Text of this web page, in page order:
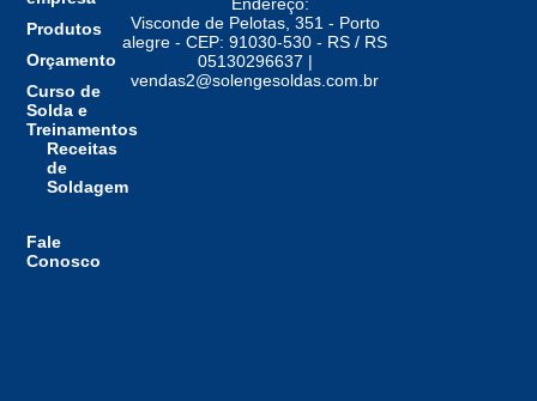
Produtos
Orçamento
Curso de
Solda e
Treinamentos
Receitas
de
Soldagem
Fale
Conosco
Endereço:
Visconde de Pelotas, 351 - Porto
alegre - CEP: 91030-530 - RS / RS
05130296637 |
vendas2@solengesoldas.com.br